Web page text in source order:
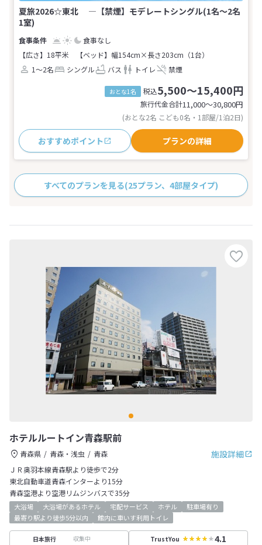
夏旅2026☆東北 ―【禁煙】モデレートシングル(1名～2名
1室)
食事なし
【広さ】18平米
【ベッド】幅154cm×長さ203cm（1台）
1～2名
シングル バス トイレ 禁煙
おとな1名 税込5,500～15,400円
旅行代金合計11,000〜30,800円
(おとな2名 こども0名・1部屋/1泊2日)
おすすめポイント プランの詳細
すべてのプランを見る(25プラン、4部屋タイプ)
ホテルルートイン青森駅前
施設詳細
青森県 青森・浅虫
青森
ＪＲ奥羽本線青森駅より徒歩で2分
東北自動車道青森インターより15分
青森空港より空港リムジンバスで35分
大浴場 大浴場があるホテル 宅配サービス ホテル
駐車場有り
最寄り駅より徒歩5分以内
館内に車いす利用トイレ
日本旅行 収集中 TrustYou 4.1